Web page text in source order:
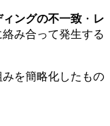
ングの不一致 ・ レ
み合って発生する
を簡略化したもの